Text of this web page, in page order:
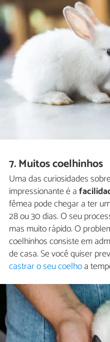
7. Muitos coelhinhos
Uma das curiosidades
impressionante é a
fêmea pode chegar a ter
28 ou 30 dias. O seu
mas muito rápido. O
coelhinhos consiste em
de casa. Se você quiser
castrar o seu coelhoa